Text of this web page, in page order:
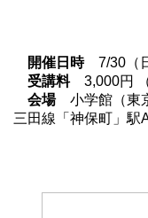
開催日時7/30（日
受講料3,000円 （
会場小学館（東
三田線「神保町」駅